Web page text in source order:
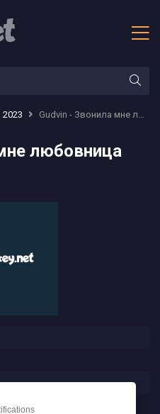
2023 Gudvin - Звонила мне любовница твоя
любовница